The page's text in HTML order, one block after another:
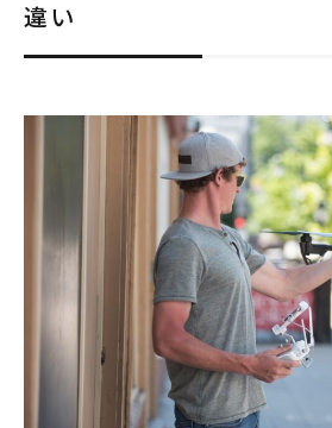
違い